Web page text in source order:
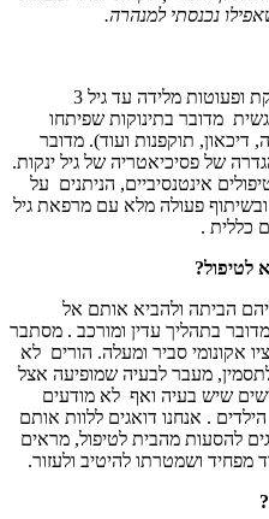
נכנסתי למנהרה.
העמותה הוקמה על מנת לסייע לתינוקת ופעוטות מלידה עד גיל 3
מדובר בתינוקות שפיתחו
דיכאון, תוקפנות ועוד). מדובר
של פסיכיאטריה של גיל ינקות.
אינטנסיביים, הניתנים על
פעולה מלא עם מרפאת גיל
כללית .
הביתה ולהביא אותם אל
בתהליך עדין ומורכב . מסתבר
אקונומי סביר ומעלה. הורים לא
מעבר לבעיה שמופיעה אצל
שיש בעיה ואף לא מודעים
. אנחנו דואגים ללוות אותם
להסעות מהבית לטיפול, מראים
ושמטרתו להיטיב ולעזור.